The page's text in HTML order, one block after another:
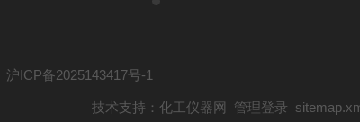
沪ICP备2025143417号-1
技术支持： 化工仪器网 管理登录